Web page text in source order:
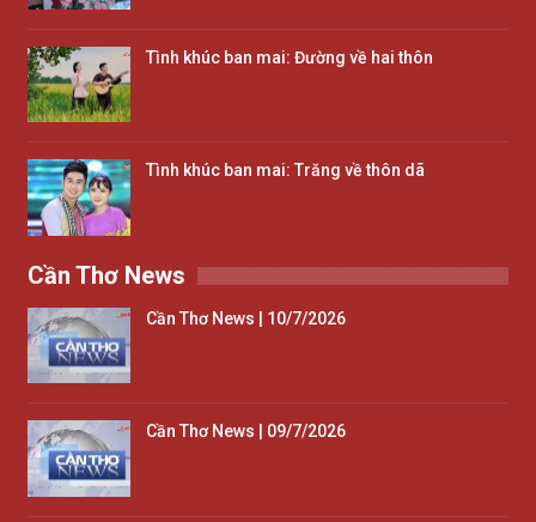
Tình khúc ban mai: Đường về hai thôn
Tình khúc ban mai: Trăng về thôn dã
Cần Thơ News
Cần Thơ News | 10/7/2026
Cần Thơ News | 09/7/2026